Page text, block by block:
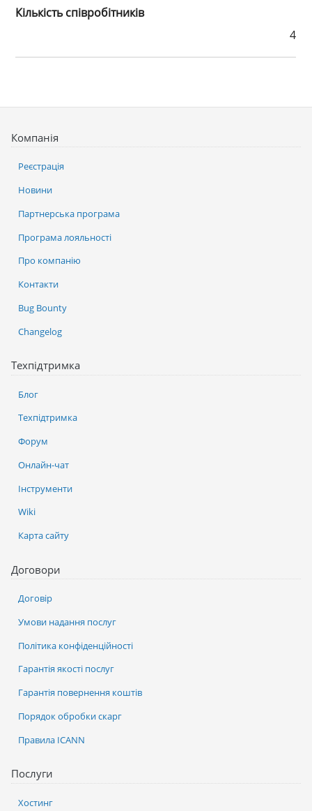
Кількість співробітників
4
Послуги
Хостинг
Компанія
Реєстрація
Новини
Партнерська програма
Програма лояльності
Про компанію
Контакти
Bug Bounty
Changelog
Техпідтримка
Блог
Техпідтримка
Форум
Онлайн-чат
Інструменти
Wiki
Карта сайту
Договори
Договір
Умови надання послуг
Політика конфіденційності
Гарантія якості послуг
Гарантія повернення коштів
Порядок обробки скарг
Правила ICANN